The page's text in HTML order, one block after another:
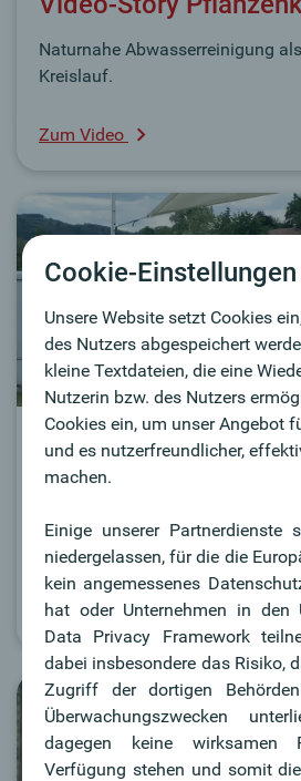
Naturnahe Abwasserreinigung
Kreislauf.
Zum Video
Video-Homestory
Zu Gast auf der Dachterrasse
Linz.
Zum Video
Cookie-Einstellungen
Unsere Website setzt Cookies
des Nutzers abgespeichert
kleine Textdateien, die eine
Nutzerin bzw. des Nutzers
Cookies ein, um unser Angebot
und es nutzerfreundlicher,
machen.
Einige unserer Partnerdienste
niedergelassen, für die die
kein angemessenes
hat oder Unternehmen in den
Data Privacy Framework
dabei insbesondere das Risiko,
Zugriff der dortigen
Überwachungszwecken
dagegen keine wirksamen
Verfügung stehen und somit